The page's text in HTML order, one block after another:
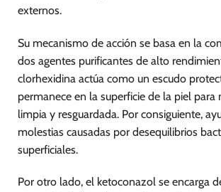
externos.
Su mecanismo de acción se basa en la
dos agentes purificantes de alto
clorhexidina actúa como un escudo
permanece en la superficie de la piel para
limpia y resguardada. Por consiguiente,
molestias causadas por desequilibrios
superficiales.
Por otro lado, el ketoconazol se encarga